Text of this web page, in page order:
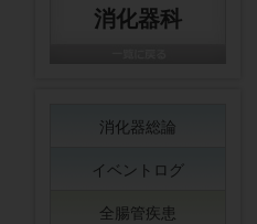
消化器科
消化器総論
イベントログ
全腸管疾患